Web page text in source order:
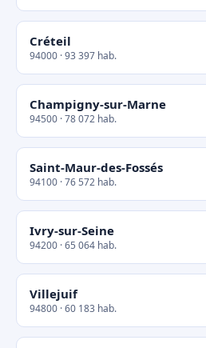
Créteil
94000 · 93 397 hab.
Champigny-sur-Marne
94500 · 78 072 hab.
Saint-Maur-des-Fossés
94100 · 76 572 hab.
Ivry-sur-Seine
94200 · 65 064 hab.
Villejuif
94800 · 60 183 hab.